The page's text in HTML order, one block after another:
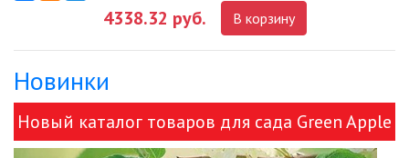
ДЕКОРАТИВНЫЕ СВЕТИЛЬНИКИ
ИНФРАКРАСНЫЕ ЛАМПЫ
4338.32 руб. В корзину
Новинки
Новый каталог товаров для сада Green Apple